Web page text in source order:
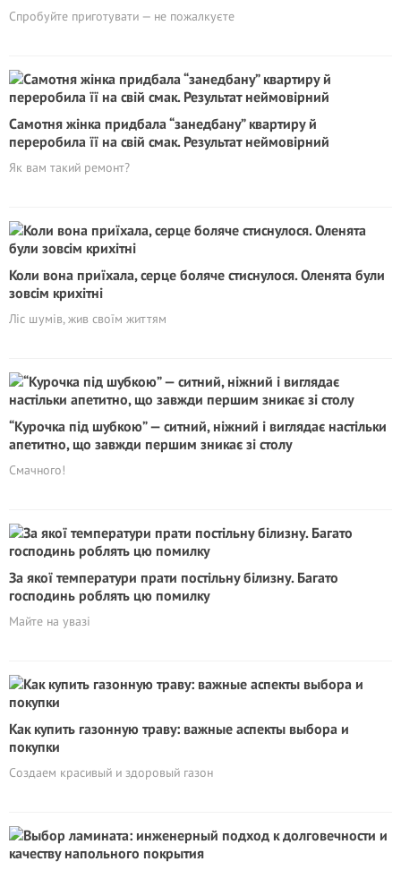
Спробуйте приготувати — не пожалкуєте
Самотня жінка придбала “занедбану” квартиру й
переробила її на свій смак. Результат неймовірний
Як вам такий ремонт?
Коли вона приїхала, серце боляче стиснулося. Оленята були
зовсім крихітні
Ліс шумів, жив своїм життям
“Курочка під шубкою” — ситний, ніжний і виглядає настільки
апетитно, що завжди першим зникає зі столу
Смачного!
За якої температури прати постільну білизну. Багато
господинь роблять цю помилку
Майте на увазі
Как купить газонную траву: важные аспекты выбора и
покупки
Создаем красивый и здоровый газон